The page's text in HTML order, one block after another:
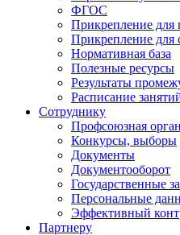
ФГОС
Прикрепление для
Прикрепление для
Нормативная база
Полезные ресурсы
Результаты
Расписание
Сотруднику
Профсоюзная
Конкурсы, выборы
Документы
Документооборот
Государственные
Персональные
Эффективный
Партнеру